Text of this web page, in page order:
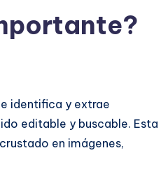
identifica y extrae
editable y buscable. Esta
en imágenes,